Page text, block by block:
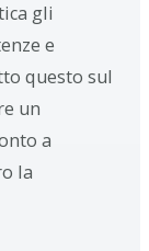
gli
e
questo sul
un
a
la